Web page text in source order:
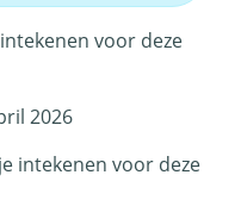
voor deze
2026
intekenen voor deze